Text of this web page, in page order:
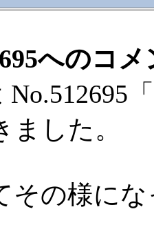
へのコメ
した。
その様に